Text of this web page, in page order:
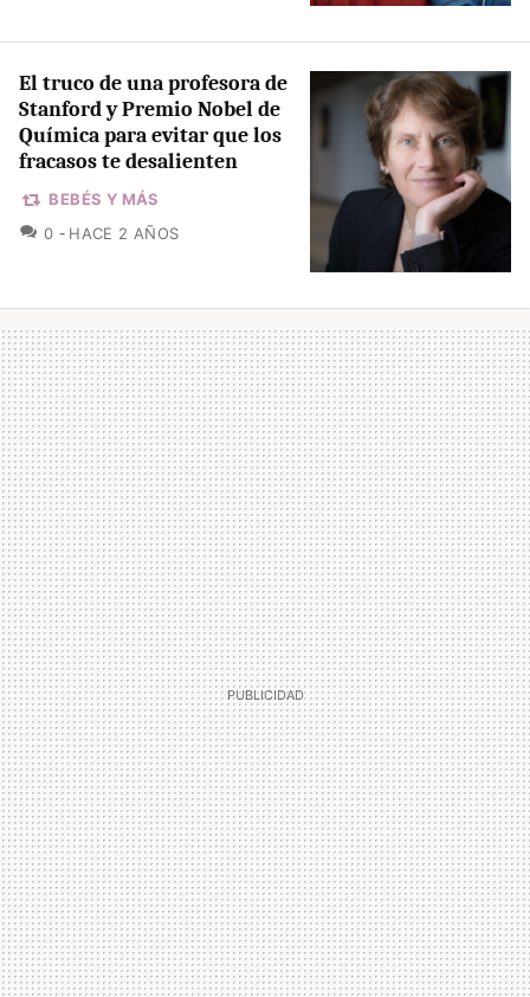
El truco de una profesora de
Stanford y Premio Nobel de
Química para evitar que los
fracasos te desalienten
BEBÉS Y MÁS
0 COMENTARIOS
HACE 2 AÑOS